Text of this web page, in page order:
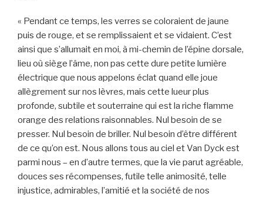
« Pendant ce temps, les verres se coloraient de jaune
puis de rouge, et se remplissaient et se vidaient. C’est
ainsi que s’allumait en moi, à mi-chemin de l’épine dorsale,
lieu où siège l’âme, non pas cette dure petite lumière
électrique que nous appelons éclat quand elle joue
allègrement sur nos lèvres, mais cette lueur plus
profonde, subtile et souterraine qui est la riche flamme
orange des relations raisonnables. Nul besoin de se
presser. Nul besoin de briller. Nul besoin d’être différent
de ce qu’on est. Nous allons tous au ciel et Van Dyck est
parmi nous – en d’autre termes, que la vie parut agréable,
douces ses récompenses, futile telle animosité, telle
injustice, admirables, l’amitié et la société de nos